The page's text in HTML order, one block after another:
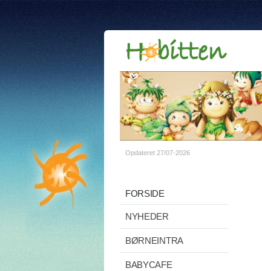
Opdateret 27/07-2026
FORSIDE
NYHEDER
BØRNEINTRA
BABYCAFE